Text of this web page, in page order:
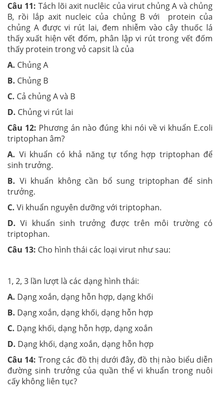
Câu 11: Tách lõi axit nuclêic của virut chủng A và chủng
B, rồi lắp axit nucleic của chủng B với protein của
chủng A được vi rút lai, đem nhiễm vào cây thuốc lá
thấy xuất hiện vết đốm, phân lập vi rút trong vết đốm
thấy protein trong vỏ capsit là của
A. Chủng A
B. Chủng B
C. Cả chủng A và B
D. Chủng vi rút lai
Câu 12: Phương án nào đúng khi nói về vi khuẩn E.coli
triptophan âm?
A. Vi khuẩn có khả năng tự tổng hợp triptophan để
sinh trưởng.
B. Vi khuẩn không cần bổ sung triptophan để sinh
trưởng.
C. Vi khuẩn nguyên dưỡng với triptophan.
D. Vi khuẩn sinh trưởng được trên môi trường có
triptophan.
Câu 13: Cho hình thái các loại virut như sau:
1, 2, 3 lần lượt là các dạng hình thái:
A. Dạng xoắn, dạng hỗn hợp, dạng khối
B. Dạng xoắn, dạng khối, dạng hỗn hợp
C. Dạng khối, dạng hỗn hợp, dạng xoắn
D. Dạng khối, dạng xoắn, dạng hỗn hợp
Câu 14: Trong các đồ thị dưới đây, đồ thị nào biểu diễn
đường sinh trưởng của quần thể vi khuẩn trong nuôi
cấy không liên tục?